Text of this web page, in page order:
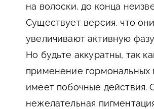
на волоски, до конца
Существует версия, что они
увеличивают активную
Но будьте аккуратны, так
применение гормональных
имеет побочные действия.
нежелательная